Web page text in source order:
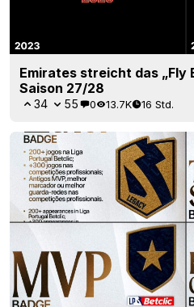
Emirates streicht das „Fly
Saison 27/28
34 55 0 13.7K 16 Std.